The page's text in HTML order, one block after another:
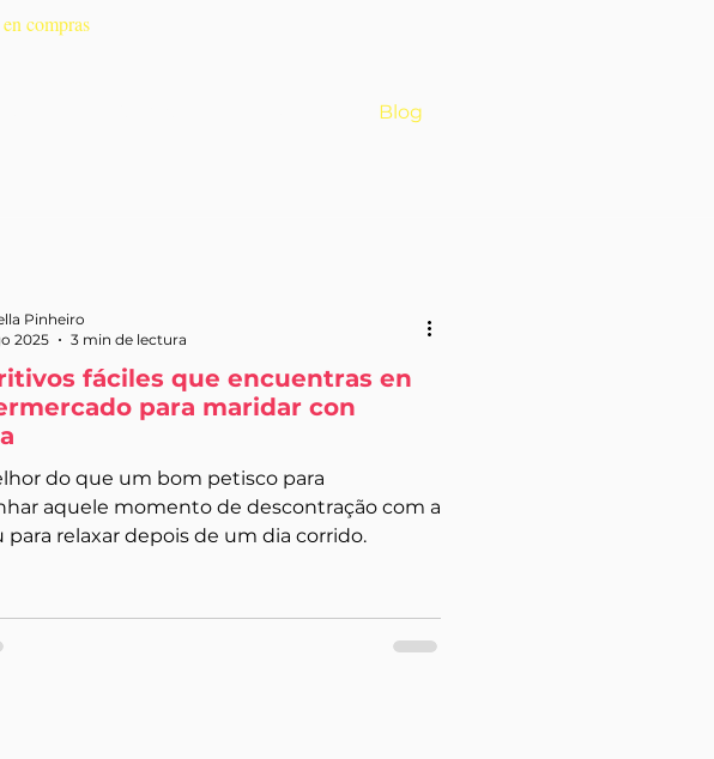
compras
Blog
fáciles que encuentras en
para maridar con
do que um bom petisco para
aquele momento de descontração com a
para relaxar depois de um dia corrido.
Pinheiro
2025
3 min de lectura